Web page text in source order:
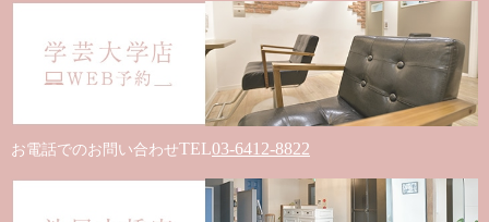
お電話でのお問い合わせTEL03-6412-8822